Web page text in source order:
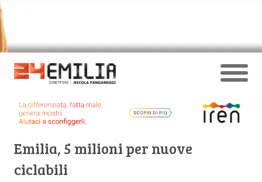
Emilia, 5 milioni per nuove
ciclabili